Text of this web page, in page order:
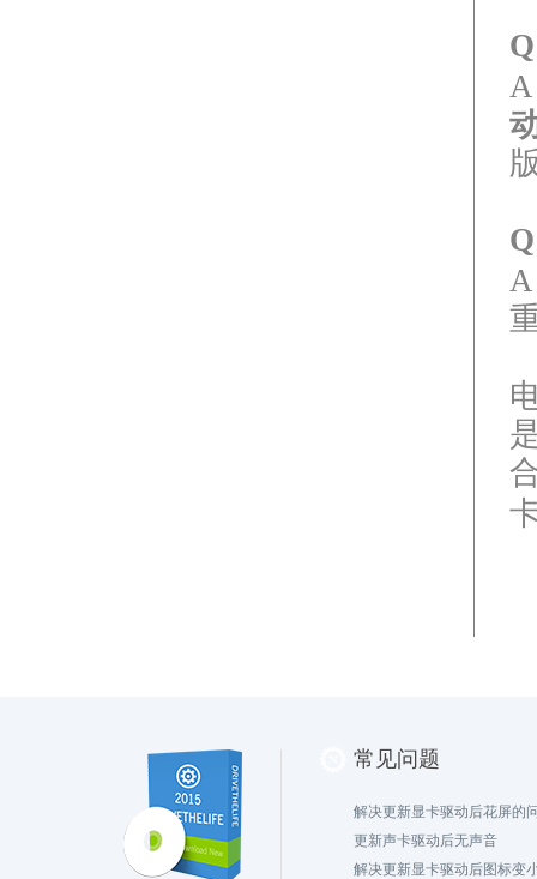
常见问题
解决更新显卡驱动后花屏的
更新声卡驱动后无声音
解决更新显卡驱动后图标变